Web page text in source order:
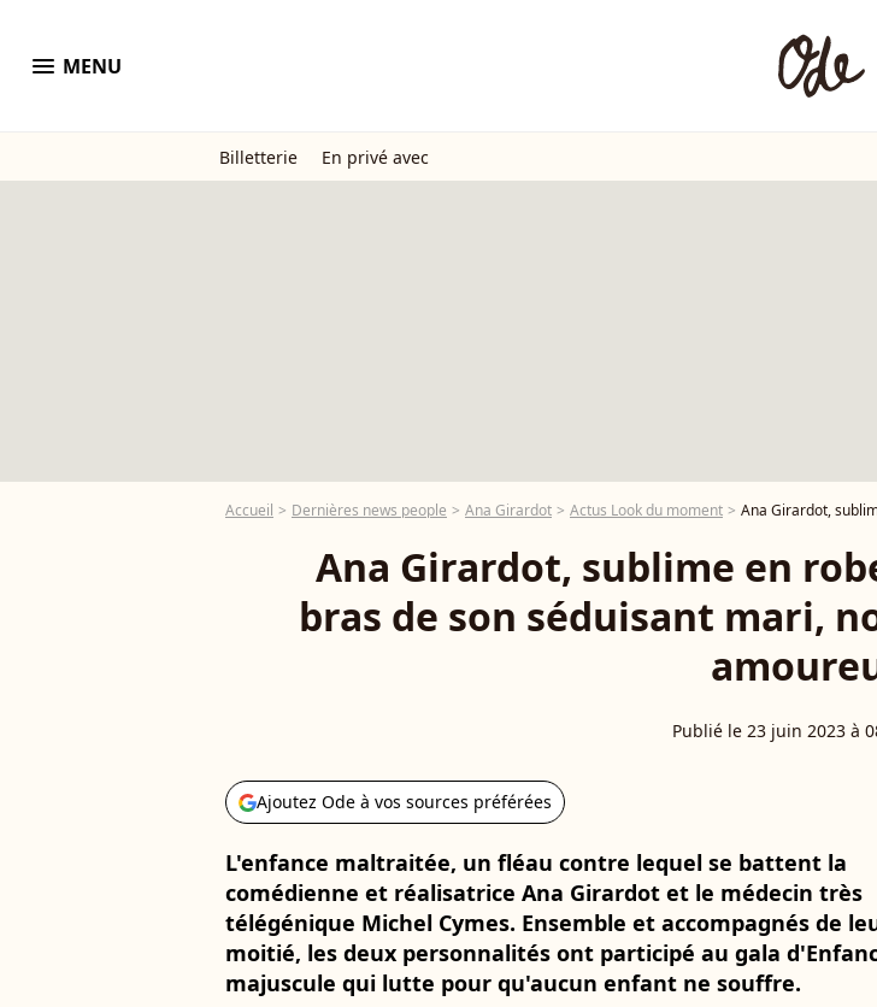
menu MENU
Billetterie En privé avec
Accueil Dernières news people Ana Girardot Actus Look du moment Ana Girardot, sublime
Ana Girardot, sublime en
bras de son séduisant mari,
Publié le 23 juin 2023 à
Ajoutez Ode à vos sources préférées
L'enfance maltraitée, un fléau contre lequel se battent la
comédienne et réalisatrice Ana Girardot et le médecin très
télégénique Michel Cymes. Ensemble et accompagnés de
moitié, les deux personnalités ont participé au gala
majuscule qui lutte pour qu'aucun enfant ne souffre.